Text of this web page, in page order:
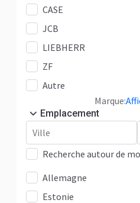
CASE
JCB
LIEBHERR
ZF
Autre
Marque:
Emplacement
Recherche autour de
Allemagne
Estonie